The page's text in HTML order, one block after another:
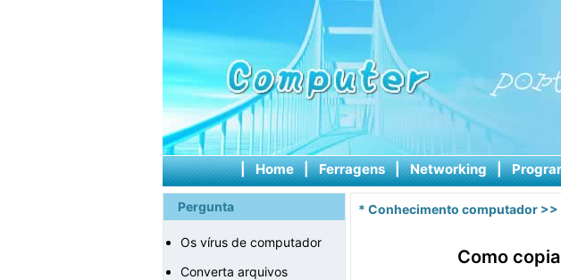
| Home | Ferragens | Networking |
Pergunta
Os vírus de computador
Converta arquivos
* Conhecimento computador >>
Como